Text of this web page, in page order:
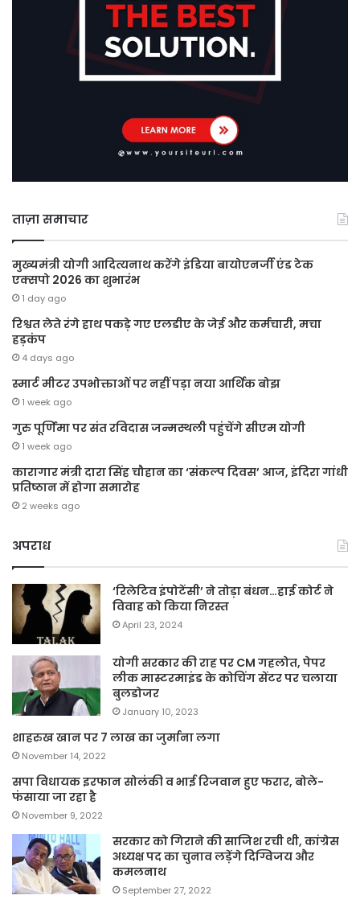
ताज़ा समाचार
मुख्यमंत्री योगी आदित्यनाथ करेंगे इंडिया बायोएनर्जी एंड टेक
एक्सपो 2026 का शुभारंभ
1 day ago
रिश्वत लेते रंगे हाथ पकड़े गए एलडीए के जेई और कर्मचारी, मचा
हड़कंप
4 days ago
स्मार्ट मीटर उपभोक्ताओं पर नहीं पड़ा नया आर्थिक बोझ
1 week ago
गुरु पूर्णिमा पर संत रविदास जन्मस्थली पहुंचेंगे सीएम योगी
1 week ago
कारागार मंत्री दारा सिंह चौहान का ‘संकल्प दिवस’ आज, इंदिरा गांधी
प्रतिष्ठान में होगा समारोह
2 weeks ago
अपराध
‘रिलेटिव इंपोटेंसी’ ने तोड़ा बंधन…हाई कोर्ट ने
विवाह को किया निरस्त
April 23, 2024
योगी सरकार की राह पर CM गहलोत, पेपर
लीक मास्टरमाइंड के कोचिंग सेंटर पर चलाया
बुलडोजर
January 10, 2023
शाहरुख खान पर 7 लाख का जुर्माना लगा
November 14, 2022
सपा विधायक इरफान सोलंकी व भाई रिजवान हुए फरार, बोले-
फंसाया जा रहा है
November 9, 2022
सरकार को गिराने की साजिश रची थी, कांग्रेस
अध्यक्ष पद का चुनाव लड़ेंगे दिग्विजय और
कमलनाथ
September 27, 2022